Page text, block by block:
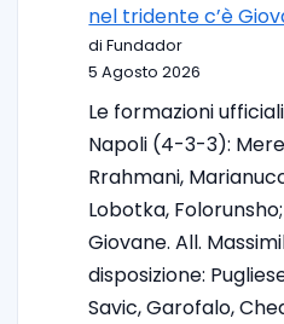
nel tridente c’è
di Fundador
5 Agosto 2026
Le formazioni
Napoli (4-3-3):
Rrahmani,
Lobotka,
Giovane. All.
disposizione:
Savic, Garofalo,